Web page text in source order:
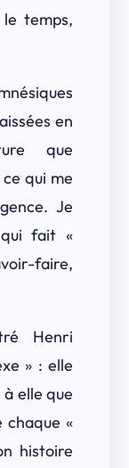
temps,
en
que
ce qui me
Je
fait «
faire,
Henri
» : elle
à elle que
chaque «
histoire